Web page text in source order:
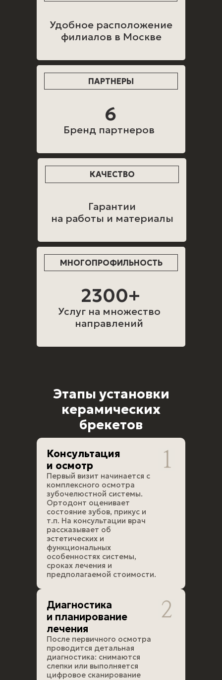
2300+
Услуг на множество
направлений
МНОГОПРОФИЛЬНОСТЬ
6
Бренд партнеров
ПАРТНЕРЫ
Удобное расположение
филиалов в Москве
Гарантии
на работы и материалы
КАЧЕСТВО
Этапы установки
керамических
брекетов
Консультация
и осмотр
Первый визит начинается с
комплексного осмотра
зубочелюстной системы.
Ортодонт оценивает
состояние зубов, прикус и
т.п. На консультации врач
рассказывает об
эстетических и
функциональных
особенностях системы,
сроках лечения и
предполагаемой стоимости.
Диагностика
и планирование
лечения
После первичного осмотра
проводится детальная
диагностика: снимаются
слепки или выполняется
цифровое сканирование